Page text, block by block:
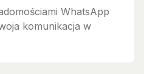
WhatsApp
komunikacja w